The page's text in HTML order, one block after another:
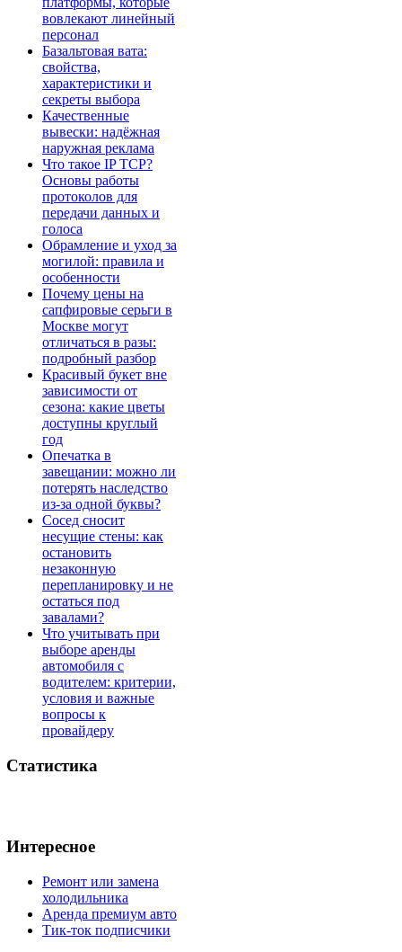
вовлекают линейный
персонал
Базальтовая вата:
свойства,
характеристики и
секреты выбора
Качественные
вывески: надёжная
наружная реклама
Что такое IP TCP?
Основы работы
протоколов для
передачи данных и
голоса
Обрамление и уход за
могилой: правила и
особенности
Почему цены на
сапфировые серьги в
Москве могут
отличаться в разы:
подробный разбор
Красивый букет вне
зависимости от
сезона: какие цветы
доступны круглый
год
Опечатка в
завещании: можно ли
потерять наследство
из-за одной буквы?
Сосед сносит
несущие стены: как
остановить
незаконную
перепланировку и не
остаться под
завалами?
Что учитывать при
выборе аренды
автомобиля с
водителем: критерии,
условия и важные
вопросы к
провайдеру
Статистика
Интересное
Ремонт или замена
холодильника
Аренда премиум авто
Тик-ток подписчики